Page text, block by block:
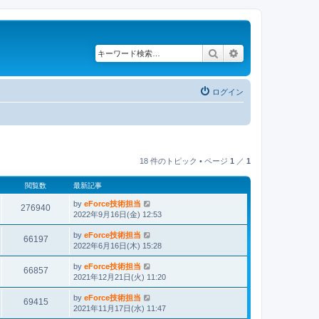
検索
ログイン
18 件のトピック • ページ 1 ／ 1
閲覧数 最新記事
276940 by eForce技術担当
2022年9月16日(金) 12:53
66197 by eForce技術担当
2022年6月16日(木) 15:28
66857 by eForce技術担当
2021年12月21日(火) 11:20
69415 by eForce技術担当
2021年11月17日(水) 11:47